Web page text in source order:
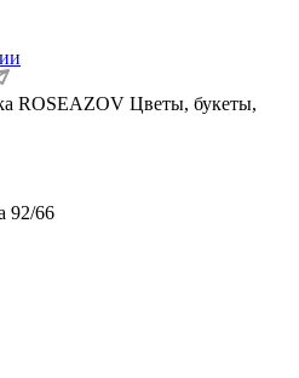
ROSEAZOV Цветы, букеты,
92/66